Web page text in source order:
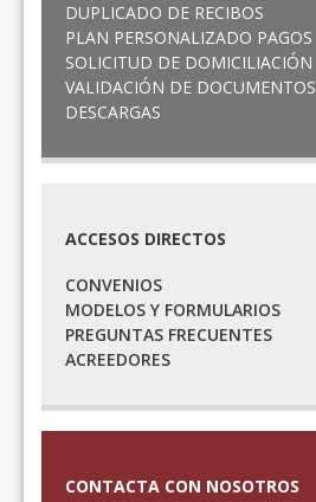
DUPLICADO DE RECIBOS
PLAN PERSONALIZADO PAGOS
SOLICITUD DE DOMICILIACIÓN
VALIDACIÓN DE DOCUMENTOS
DESCARGAS
ACCESOS DIRECTOS
CONVENIOS
MODELOS Y FORMULARIOS
PREGUNTAS FRECUENTES
ACREEDORES
CONTACTA CON NOSOTROS